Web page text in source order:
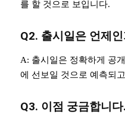
를 할 것으로 보입니다.
Q2. 출시일은 언제
A: 출시일은 정확하게 공
에 선보일 것으로 예측되
Q3. 이점 궁금합니다.